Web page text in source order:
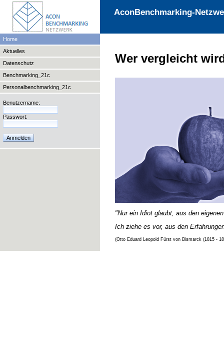
AconBenchmarking-
Home
Aktuelles
Datenschutz
Benchmarking_21c
Personalbenchmarking_21c
Benutzername:
Passwort:
Wer vergleicht
"Nur ein Idiot glaubt, aus den
Ich ziehe es vor, aus den
(Otto Eduard Leopold Fürst von Bismarck (1815 -